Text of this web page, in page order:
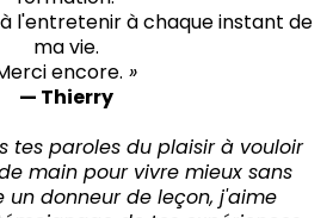
l'entretenir à chaque instant de
ma vie.
encore. »
— Thierry
tes paroles du plaisir à vouloir
main pour vivre mieux sans
un donneur de leçon, j'aime